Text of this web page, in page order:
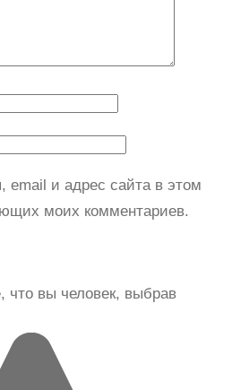
email и адрес сайта в этом
моих комментариев.
что вы человек, выбрав